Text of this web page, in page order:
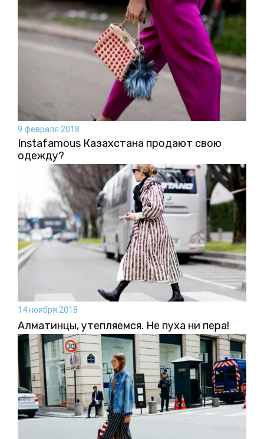
9 февраля 2018
Instafamous Казахстана продают свою
одежду?
14 ноября 2018
Алматинцы, утепляемся. Не пуха ни пера!